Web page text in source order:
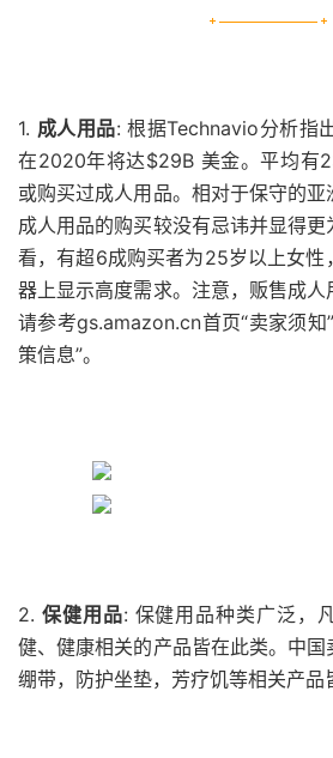
1. 成人用品: 根据Technavio分析指
在2020年将达$29B 美金。平均有
或购买过成人用品。相对于保守的
成人用品的购买较没有忌讳并显得
看，有超6成购买者为25岁以上女性
器上显示高度需求。注意，贩售成人
请参考gs.amazon.cn首页“卖家须知
策信息”。
2. 保健用品: 保健用品种类广泛，
健、健康相关的产品皆在此类。中
绷带，防护坐垫，芳疗饥等相关产品